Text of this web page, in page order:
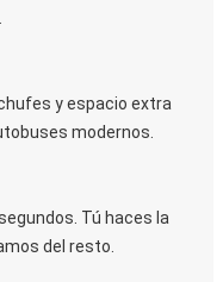
y espacio extra
modernos.
Tú haces la
del resto.